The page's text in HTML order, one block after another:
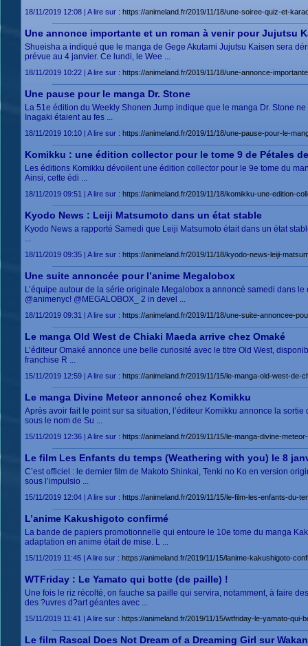
18/11/2019 12:08 | A lire sur : https://animeland.fr/2019/11/18/une-soiree-quiz-et-
Une annonce importante et un roman à venir pour Jujutsu
Shueisha a indiqué que le manga de Gege Akutami Jujutsu Kaisen sera
prévue au 4 janvier. Ce lundi, le Wee ...
18/11/2019 10:22 | A lire sur : https://animeland.fr/2019/11/18/une-annonce-
Une pause pour le manga Dr. Stone
La 51e édition du Weekly Shonen Jump indique que le manga Dr. Stone
Inagaki étaient au fes ...
18/11/2019 10:10 | A lire sur : https://animeland.fr/2019/11/18/une-pause-pour-le-
Komikku : une édition collector pour le tome 9 de Pétales
Les éditions Komikku dévoilent une édition collector pour le 9e
Ainsi, cette édi ...
18/11/2019 09:51 | A lire sur : https://animeland.fr/2019/11/18/komikku-une-edition-
Kyodo News : Leiji Matsumoto dans un état stable
Kyodo News a rapporté Samedi que Leiji Matsumoto était dans un état
...
18/11/2019 09:35 | A lire sur : https://animeland.fr/2019/11/18/kyodo-news-leiji-
Une suite annoncée pour l’anime Megalobox
L’équipe autour de la série originale Megalobox a annoncé samedi dans
@animenyc! @MEGALOBOX_ 2 in devel ...
18/11/2019 09:31 | A lire sur : https://animeland.fr/2019/11/18/une-suite-annoncee-
Le manga Old West de Chiaki Maeda arrive chez Omaké
L’éditeur Omaké annonce une belle curiosité avec le titre Old West,
franchise R ...
15/11/2019 12:59 | A lire sur : https://animeland.fr/2019/11/15/le-manga-old-west-de-
Le manga Divine Meteor annoncé chez Komikku
Après avoir fait le point sur sa situation, l’éditeur Komikku annonce la
sous le nom de Su ...
15/11/2019 12:36 | A lire sur : https://animeland.fr/2019/11/15/le-manga-divine-
Le film Les Enfants du temps (Weathering with you) le 8
C’est officiel : le dernier film de Makoto Shinkai, Tenki no Ko en version
sous l’impulsio ...
15/11/2019 12:04 | A lire sur : https://animeland.fr/2019/11/15/le-film-les-enfants-du-
L’anime Kakushigoto confirmé
La bande de papiers promotionnelle qui entoure le 10e tome du manga
adaptation en anime était de mise. L ...
15/11/2019 11:45 | A lire sur : https://animeland.fr/2019/11/15/lanime-kakushigoto-
WTFriday : Le Yamato qui botte (de paille) !
Une fois le riz récolté, on fauche sa paille qui servira, notamment, à faire
des ?uvres d?art géantes avec ...
15/11/2019 11:41 | A lire sur : https://animeland.fr/2019/11/15/wtfriday-le-yamato-qui-
Le film Rascal Does Not Dream of a Dreaming Girl sur